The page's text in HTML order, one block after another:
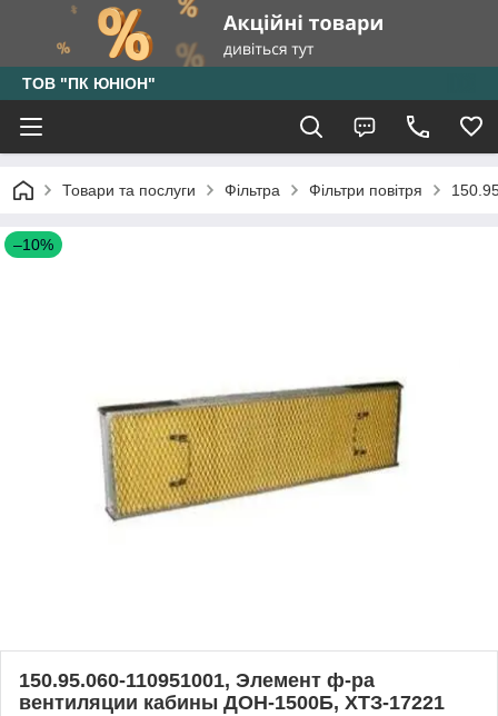
ТОВ "ПК ЮНІОН"
Товари та послуги Фільтра Фільтри повітря
–10%
150.95.060-110951001, Элемент ф-ра
вентиляции кабины ДОН-1500Б, ХТЗ-17221